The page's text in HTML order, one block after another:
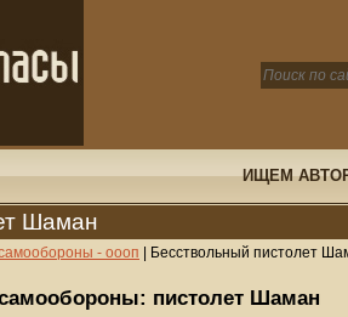
ИЩЕМ
Шаман
- оооп Бесствольный пистолет
пистолет Шаман